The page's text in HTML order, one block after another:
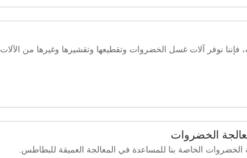
نوفر آلات غسل الخضروات وتقطيعها وتقشيرها وغيرها من الآلات.
الخضروات
الخاصة بنا للمساعدة في المعالجة العميقة للبطاطس.